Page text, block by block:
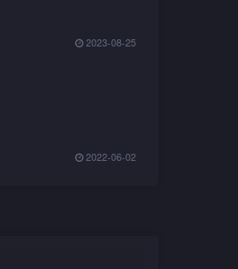
2023-08-25
2022-06-02